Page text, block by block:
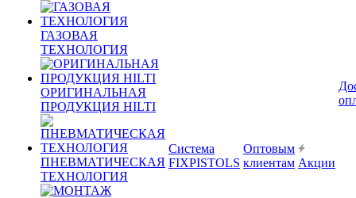
ГАЗОВАЯ
ТЕХНОЛОГИЯ
ОРИГИНАЛЬНАЯ
ПРОДУКЦИЯ HILTI
ПНЕВМАТИЧЕСКАЯ
ТЕХНОЛОГИЯ
Система
FIXPISTOLS
Оптовым
клиентам Акции